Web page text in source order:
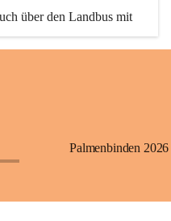
über den Landbus mit
zu erreichen. Die Linie
können Sie bequem
Zeit zu Ihrer
Weiler kommend nach
Palmenbinden 2026